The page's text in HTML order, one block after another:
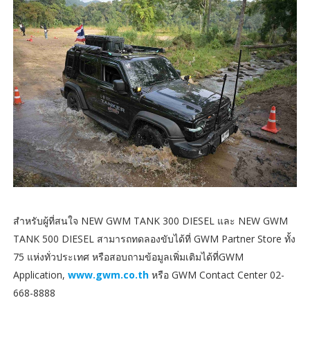
สำหรับผู้ที่สนใจ NEW GWM TANK 300 DIESEL และ NEW GWM
TANK 500 DIESEL สามารถทดลองขับได้ที่ GWM Partner Store ทั้ง
75 แห่งทั่วประเทศ หรือสอบถามข้อมูลเพิ่มเติมได้ที่GWM
Application, www.gwm.co.thหรือ GWM Contact Center 02-
668-8888